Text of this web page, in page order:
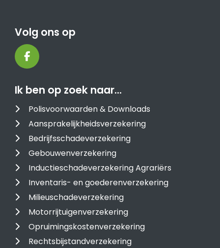
Volg ons op
Ik ben op zoek naar…
Polisvoorwaarden & Downloads
Aansprakelijkheidsverzekering
Bedrijfsschadeverzekering
Gebouwenverzekering
Inductieschadeverzekering Agrariërs
Inventaris- en goederenverzekering
Milieuschadeverzekering
Motorrijtuigenverzekering
Opruimingskostenverzekering
Rechtsbijstandverzekering